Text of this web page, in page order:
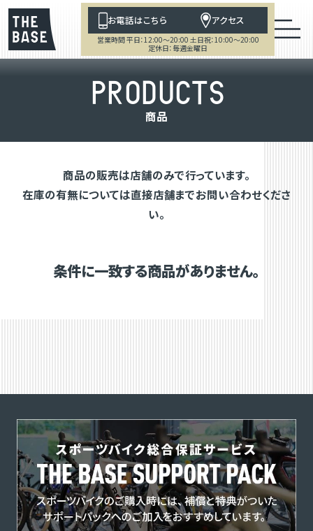
お電話はこちら アクセス
営業時間 平日：12:00～20:00 土日祝：10:00～20:00
定休日：毎週金曜日
PRODUCTS
商品
商品の販売は店舗のみで行っています。
在庫の有無については直接店舗までお問い合わせくださ
い。
条件に一致する商品がありません。